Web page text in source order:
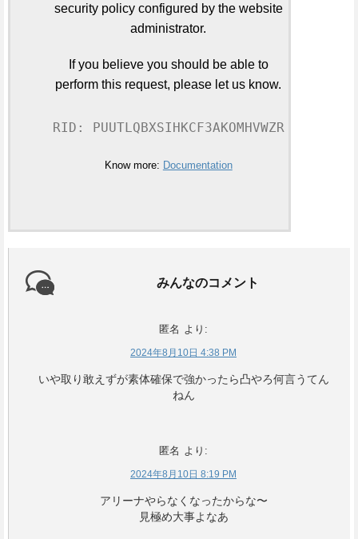
security policy configured by the website
administrator.
If you believe you should be able to
perform this request, please let us know.
RID: PUUTLQBXSIHKCF3AKOMHVWZR
Know more: Documentation
みんなのコメント
匿名 より:
2024年8月10日 4:38 PM
いや取り敢えずが素体確保で強かったら凸やろ何言うてん
ねん
匿名 より:
2024年8月10日 8:19 PM
アリーナやらなくなったからな〜
見極め大事よなあ